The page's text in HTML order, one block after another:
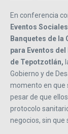
En conferencia
Eventos
Banquetes de la
para Eventos
de Tepotzotlán,
Gobierno y de
momento en que
pesar de que
protocolo
negocios, sin que